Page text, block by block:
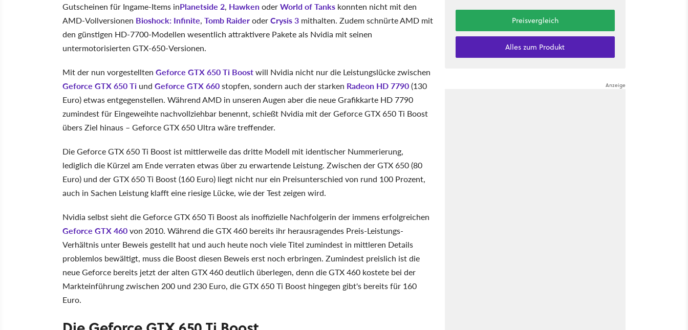
Gutscheinen für Ingame-Items inPlanetside 2, HawkenoderWorld of Tanks konnten nicht mit den
AMD-Vollversionen Bioshock: Infinite, Tomb RaideroderCrysis 3 mithalten. Zudem schnürte AMD mit
den günstigen HD-7700-Modellen wesentlich attraktivere Pakete als Nvidia mit seinen
untermotorisierten GTX-650-Versionen.
Mit der nun vorgestellten Geforce GTX 650 Ti Boostwill Nvidia nicht nur die Leistungslücke zwischen
Geforce GTX 650 Ti und Geforce GTX 660stopfen, sondern auch der starken Radeon HD 7790(130
Euro) etwas entgegenstellen. Während AMD in unseren Augen aber die neue Grafikkarte HD 7790
zumindest für Eingeweihte nachvollziehbar benennt, schießt Nvidia mit der Geforce GTX 650 Ti Boost
übers Ziel hinaus – Geforce GTX 650 Ultra wäre treffender.
Die Geforce GTX 650 Ti Boost ist mittlerweile das dritte Modell mit identischer Nummerierung,
lediglich die Kürzel am Ende verraten etwas über zu erwartende Leistung. Zwischen der GTX 650 (80
Euro) und der GTX 650 Ti Boost (160 Euro) liegt nicht nur ein Preisunterschied von rund 100 Prozent,
auch in Sachen Leistung klafft eine riesige Lücke, wie der Test zeigen wird.
Nvidia selbst sieht die Geforce GTX 650 Ti Boost als inoffizielle Nachfolgerin der immens erfolgreichen
Geforce GTX 460von 2010. Während die GTX 460 bereits ihr herausragendes Preis-Leistungs-
Verhältnis unter Beweis gestellt hat und auch heute noch viele Titel zumindest in mittleren Details
problemlos bewältigt, muss die Boost diesen Beweis erst noch erbringen. Zumindest preislich ist die
neue Geforce bereits jetzt der alten GTX 460 deutlich überlegen, denn die GTX 460 kostete bei der
Markteinführung zwischen 200 und 230 Euro, die GTX 650 Ti Boost hingegen gibt's bereits für 160
Euro.
Preisvergleich
Alles zum Produkt